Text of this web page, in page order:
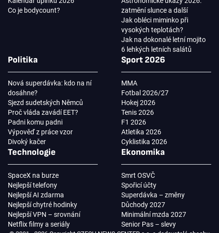
Co je bodycount?
zatmění slunce a další
Jak obléci miminko při
vysokých teplotách?
Jak na dokonalé letní mojito
6 lehkých letních salátů
Politika
Nová superdávka: kdo na ní
dosáhne?
Sjezd sudetských Němců
Proč vláda zavádí EET?
Padni komu padni
Výpověď z práce vzor
Divoký kačer
Sport 2026
MMA
Fotbal 2026/27
Hokej 2026
Tenis 2026
F1 2026
Atletika 2026
Cyklistika 2026
Technologie
SpaceX na burze
Nejlepší telefony
Nejlepší AI zdarma
Nejlepší chytré hodinky
Nejlepší VPN – srovnání
Netflix filmy a seriály
Ekonomika
Smrt OSVČ
Spořicí účty
Superdávka – změny
Důchody 2027
Minimální mzda 2027
Senior Pas – slevy